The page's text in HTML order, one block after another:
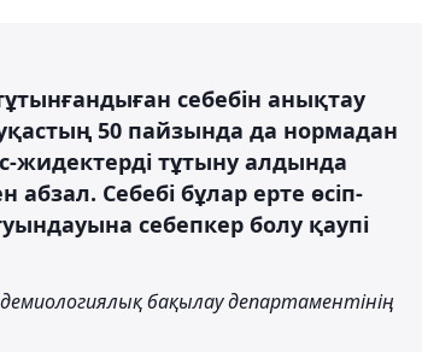
себебін анықтау
50 пайзында да нормадан
жидектерді тұтыну алдында
Себебі бұлар ерте өсіп-
себепкер болу қаупі
бақылау департаментінің